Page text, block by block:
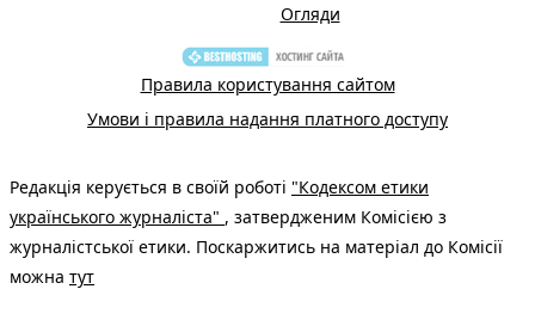
Огляди
Правила користування сайтом
Умови і правила надання платного доступу
Редакція керується в своїй роботі "Кодексом етики
українського журналіста" , затвердженим Комісією з
журналістської етики. Поскаржитись на матеріал до Комісії
можна тут